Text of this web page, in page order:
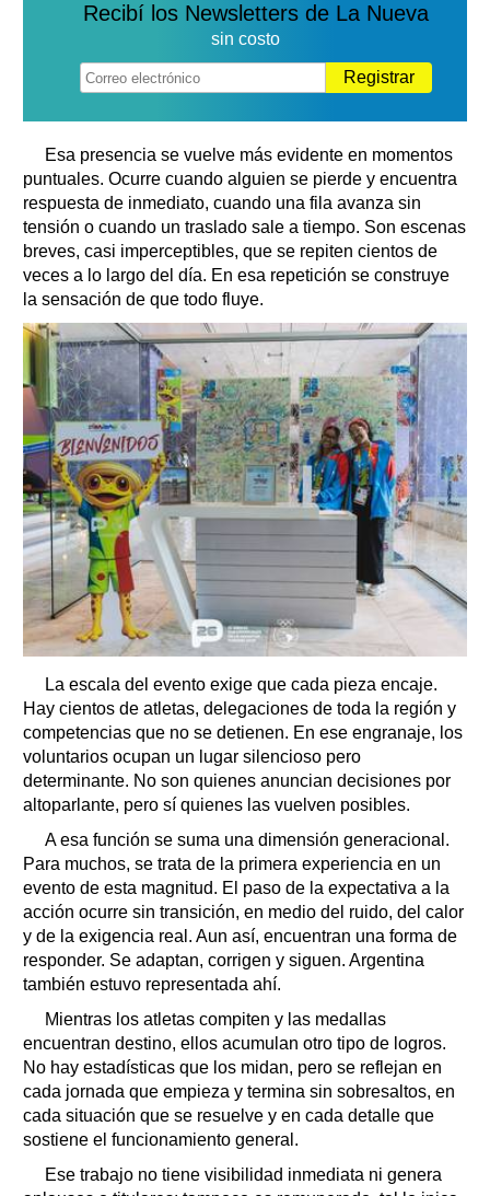
Recibí los Newsletters de La Nueva
sin costo
Registrar
Esa presencia se vuelve más evidente en momentos
puntuales. Ocurre cuando alguien se pierde y encuentra
respuesta de inmediato, cuando una fila avanza sin
tensión o cuando un traslado sale a tiempo. Son escenas
breves, casi imperceptibles, que se repiten cientos de
veces a lo largo del día. En esa repetición se construye
la sensación de que todo fluye.
La escala del evento exige que cada pieza encaje.
Hay cientos de atletas, delegaciones de toda la región y
competencias que no se detienen. En ese engranaje, los
voluntarios ocupan un lugar silencioso pero
determinante. No son quienes anuncian decisiones por
altoparlante, pero sí quienes las vuelven posibles.
A esa función se suma una dimensión generacional.
Para muchos, se trata de la primera experiencia en un
evento de esta magnitud. El paso de la expectativa a la
acción ocurre sin transición, en medio del ruido, del calor
y de la exigencia real. Aun así, encuentran una forma de
responder. Se adaptan, corrigen y siguen. Argentina
también estuvo representada ahí.
Mientras los atletas compiten y las medallas
encuentran destino, ellos acumulan otro tipo de logros.
No hay estadísticas que los midan, pero se reflejan en
cada jornada que empieza y termina sin sobresaltos, en
cada situación que se resuelve y en cada detalle que
sostiene el funcionamiento general.
Ese trabajo no tiene visibilidad inmediata ni genera